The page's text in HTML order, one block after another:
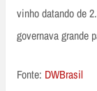
vinho datando de
governava grande
Fonte: DWBrasil